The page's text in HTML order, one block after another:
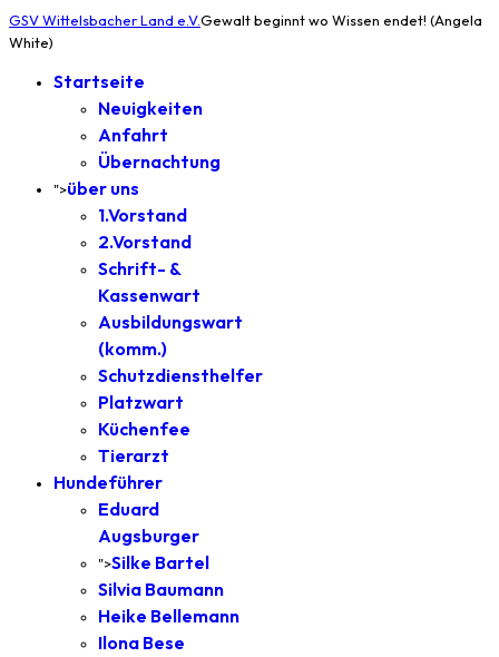
GSV Wittelsbacher Land e.V.Gewalt beginnt wo Wissen endet! (Angela
White)
Startseite
Neuigkeiten
Anfahrt
Übernachtung
">über uns
1.Vorstand
2.Vorstand
Schrift- &
Kassenwart
Ausbildungswart
(komm.)
Schutzdiensthelfer
Platzwart
Küchenfee
Tierarzt
Hundeführer
Eduard
Augsburger
">Silke Bartel
Silvia Baumann
Heike Bellemann
Ilona Bese